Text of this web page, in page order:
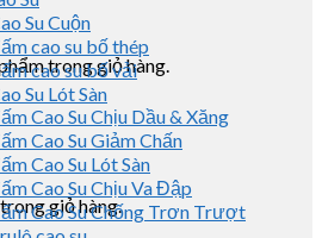
trong giỏ hàng.
giỏ hàng.
Su Cuộn
cao su bố thép
cao su bố vải
Su Lót Sàn
Cao Su Chịu Dầu & Xăng
Cao Su Giảm Chấn
Cao Su Lót Sàn
Cao Su Chịu Va Đập
Cao Su Chống Trơn Trượt